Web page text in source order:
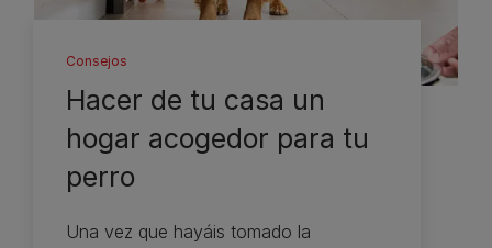
Consejos
Hacer de tu casa un
hogar acogedor para tu
perro
Una vez que hayáis tomado la